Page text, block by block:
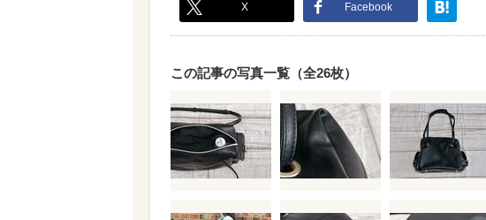
X Facebook
この記事の写真一覧（全26枚）